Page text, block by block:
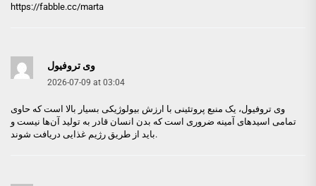
https://fabble.cc/marta
وی تروفیول
2026-07-09 at 03:04
وی تروفیول، یک منبع پروتئینی با ارزش بیولوژیکی بسیار بالا است که حاوی
تمامی اسیدهای آمینه ضروری است که بدن انسان قادر به تولید آن‌ها نیست و
باید از طریق رژیم غذایی دریافت شوند.